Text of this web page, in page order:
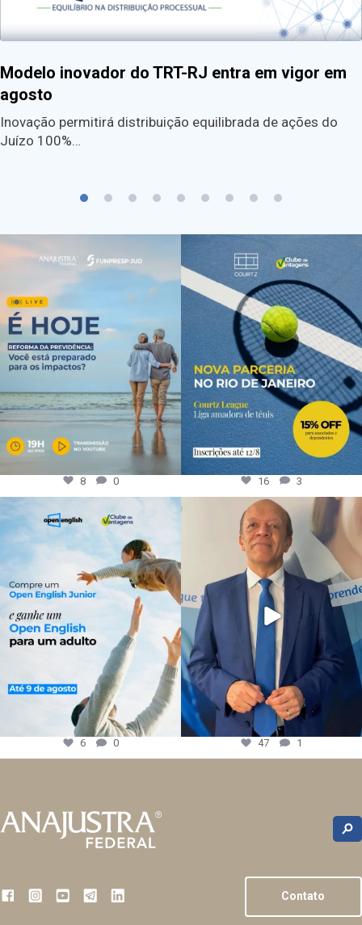
Modelo inovador do TRT-RJ entra em vigor em
agosto
Inovação permitirá distribuição equilibrada de ações do
Juízo 100%…
8 0 16 3
6 0 47 1
Contato